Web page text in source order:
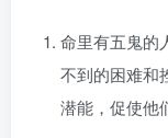
命里有五鬼的
不到的困难和
潜能，促使他